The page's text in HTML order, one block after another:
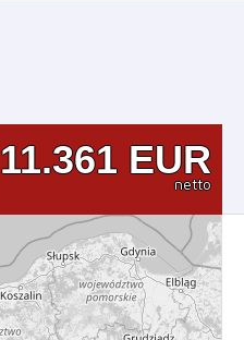
11.361 EUR
netto